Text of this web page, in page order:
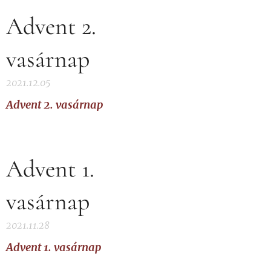
Advent 2.
vasárnap
2021.12.05
Advent 2. vasárnap
Advent 1.
vasárnap
2021.11.28
Advent 1. vasárnap